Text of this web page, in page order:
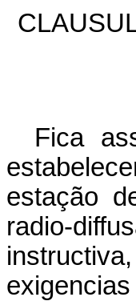
Fica
estação
radio-